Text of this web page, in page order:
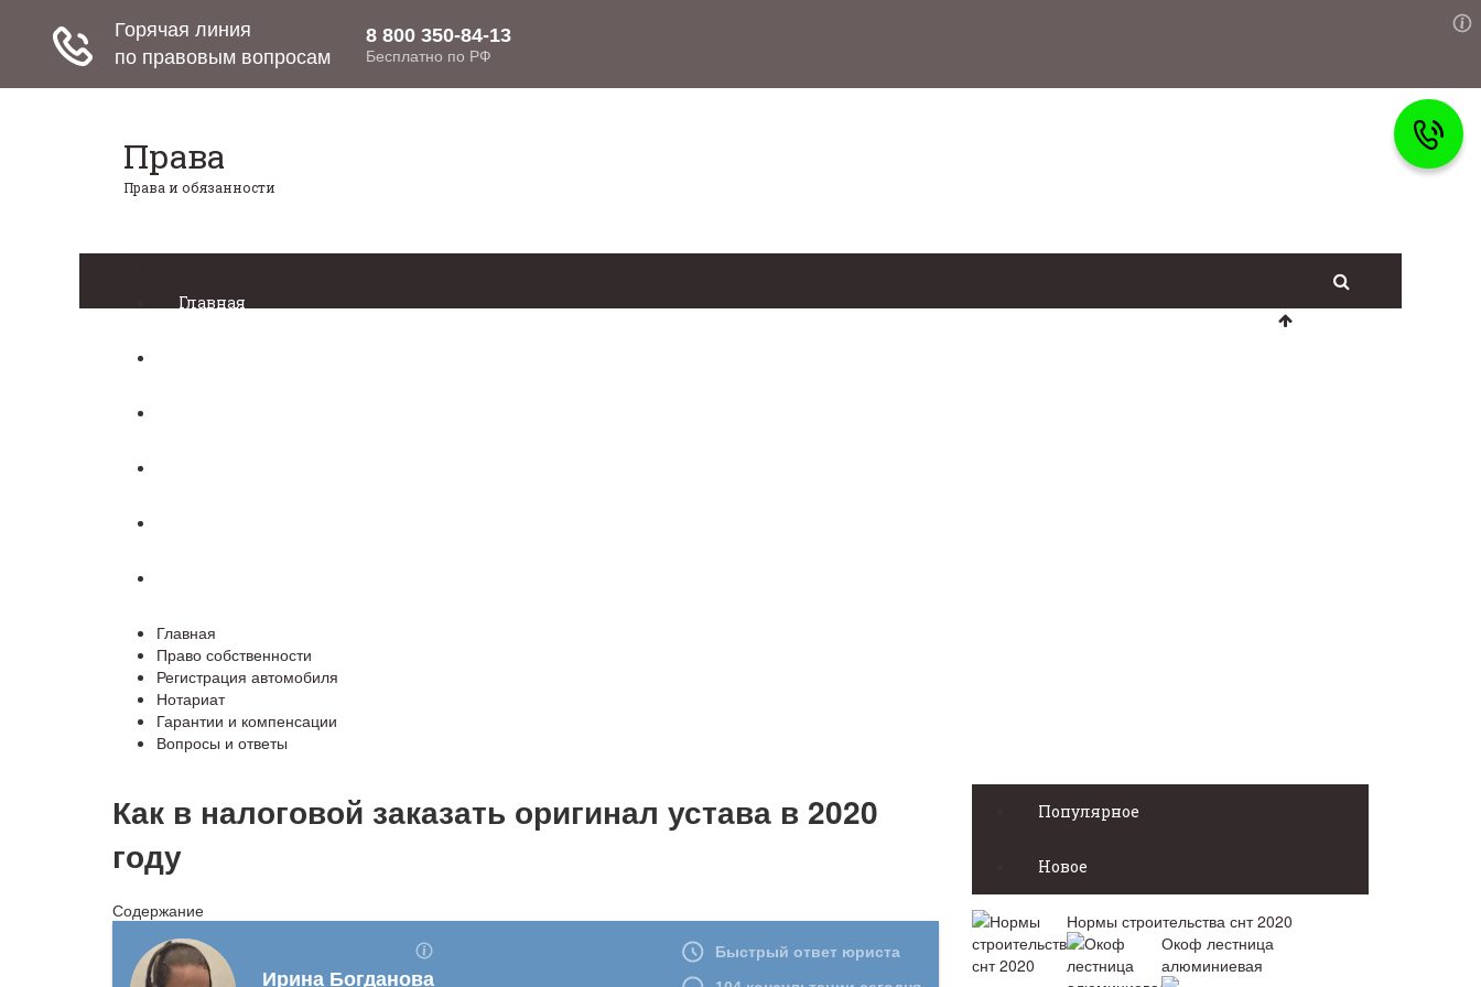
Права
Права и обязанности
Главная
Главная
Право собственности
Регистрация автомобиля
Нотариат
Гарантии и компенсации
Вопросы и ответы
Как в налоговой заказать оригинал устава в 2020
году
Содержание
Популярное
Новое
Нормы строительства снт 2020
Окоф лестница
алюминиевая